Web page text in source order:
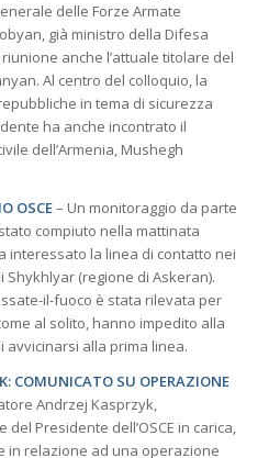
delle Forze Armate
già ministro della Difesa
anche l’attuale titolare del
Al centro del colloquio, la
in tema di sicurezza
ha anche incontrato il
dell’Armenia, Mushegh
OSCE– Un monitoraggio da parte
compiuto nella mattinata
interessato la linea di contatto nei
Shykhlyar (regione di Askeran).
il-fuoco è stata rilevata per
al solito, hanno impedito alla
avvicinarsi alla prima linea.
COMUNICATO SU OPERAZIONE
Andrzej Kasprzyk,
Presidente dell’OSCE in carica,
in relazione ad una operazione